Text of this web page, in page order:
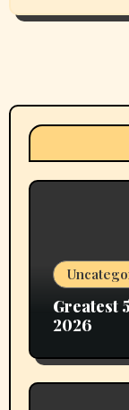
Greatest
2026